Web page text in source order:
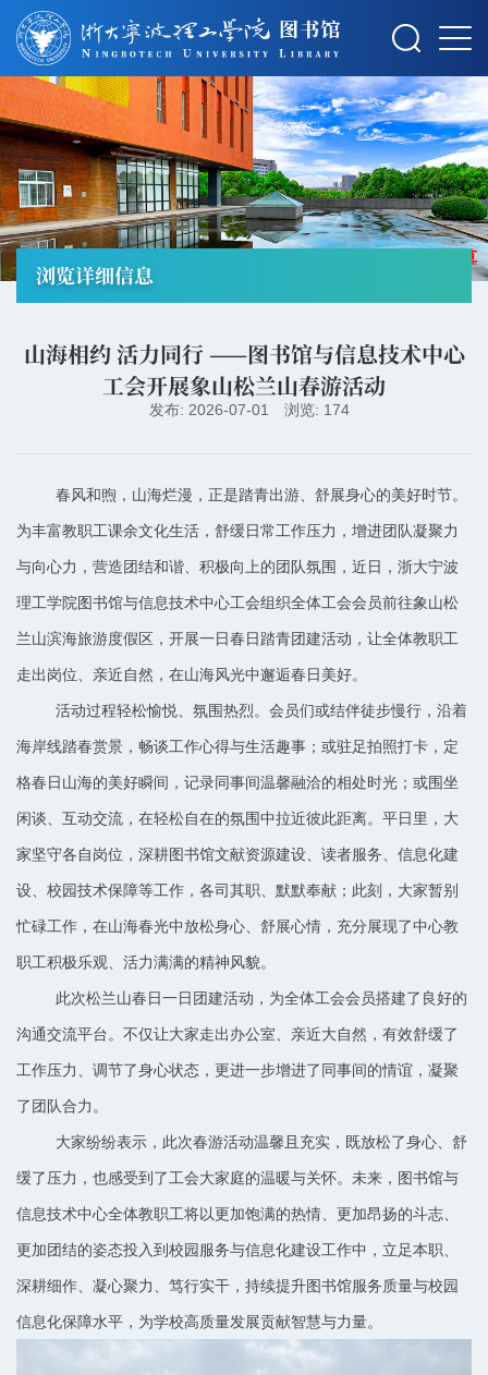
摄影：秋草
浏览详细信息
山海相约 活力同行 ——图书馆与信息技术中心
工会开展象山松兰山春游活动
发布: 2026-07-01 浏览: 174
春风和煦，山海烂漫，正是踏青出游、舒展身心的美好时节。
为丰富教职工课余文化生活，舒缓日常工作压力，增进团队凝聚力
与向心力，营造团结和谐、积极向上的团队氛围，近日，浙大宁波
理工学院图书馆与信息技术中心工会组织全体工会会员前往象山松
兰山滨海旅游度假区，开展一日春日踏青团建活动，让全体教职工
走出岗位、亲近自然，在山海风光中邂逅春日美好。
活动过程轻松愉悦、氛围热烈。会员们或结伴徒步慢行，沿着
海岸线踏春赏景，畅谈工作心得与生活趣事；或驻足拍照打卡，定
格春日山海的美好瞬间，记录同事间温馨融洽的相处时光；或围坐
闲谈、互动交流，在轻松自在的氛围中拉近彼此距离。平日里，大
家坚守各自岗位，深耕图书馆文献资源建设、读者服务、信息化建
设、校园技术保障等工作，各司其职、默默奉献；此刻，大家暂别
忙碌工作，在山海春光中放松身心、舒展心情，充分展现了中心教
职工积极乐观、活力满满的精神风貌。
此次松兰山春日一日团建活动，为全体工会会员搭建了良好的
沟通交流平台。不仅让大家走出办公室、亲近大自然，有效舒缓了
工作压力、调节了身心状态，更进一步增进了同事间的情谊，凝聚
了团队合力。
大家纷纷表示，此次春游活动温馨且充实，既放松了身心、舒
缓了压力，也感受到了工会大家庭的温暖与关怀。未来，图书馆与
信息技术中心全体教职工将以更加饱满的热情、更加昂扬的斗志、
更加团结的姿态投入到校园服务与信息化建设工作中，立足本职、
深耕细作、凝心聚力、笃行实干，持续提升图书馆服务质量与校园
信息化保障水平，为学校高质量发展贡献智慧与力量。